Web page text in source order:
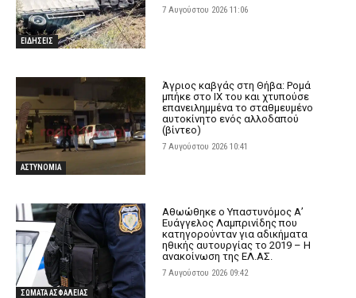
ΕΙΔΗΣΕΙΣ
7 Αυγούστου 2026 11:06
ΑΣΤΥΝΟΜΙΑ
Άγριος καβγάς στη Θήβα: Ρομά
μπήκε στο ΙΧ του και χτυπούσε
επανειλημμένα το σταθμευμένο
αυτοκίνητο ενός αλλοδαπού
(βίντεο)
7 Αυγούστου 2026 10:41
ΣΩΜΑΤΑ ΑΣΦΑΛΕΙΑΣ
Αθωώθηκε ο Υπαστυνόμος Α’
Ευάγγελος Λαμπρινίδης που
κατηγορούνταν για αδικήματα
ηθικής αυτουργίας το 2019 – Η
ανακοίνωση της ΕΛ.ΑΣ.
7 Αυγούστου 2026 09:42